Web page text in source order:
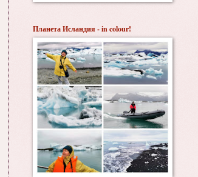
Планета Исландия - in colour!